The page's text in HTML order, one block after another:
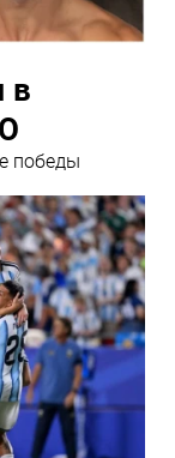
в
победы